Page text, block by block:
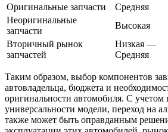
Оригинальные запчасти
Средняя
Неоригинальные
запчасти
Высокая
Вторичный рынок
запчастей
Низкая —
Средняя
Таким образом, выбор компонентов
автовладельца, бюджета и
оригинальности автомобиля. С учетом
универсальности модели, переход на
также может быть оправданным